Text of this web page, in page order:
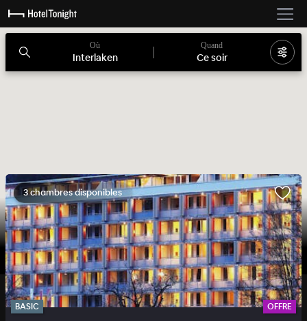
Où
Interlaken
Quand
Ce soir
3 chambres disponibles
BASIC OFFRE